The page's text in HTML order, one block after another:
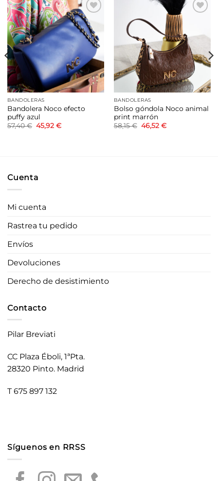
Añadir
a la
lista de
deseos
BANDOLERAS
Bandolera Noco efecto
puffy azul
57,40€ El
precio
45,92 €El
lista de
deseos
BANDOLERAS
Bolso góndola Noco animal
print marrón
58,15€ El
precio
46,52 €El
Cuenta
Mi cuenta
Rastrea tu pedido
Envíos
Devoluciones
Derecho de desistimiento
Contacto
Pilar Breviati
CC Plaza Éboli, 1ªPta.
28320 Pinto. Madrid
T 675 897 132
Síguenos en RRSS